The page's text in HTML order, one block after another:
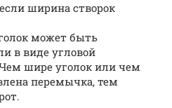
ширина створок
может быть
в виде угловой
шире уголок или чем
перемычка, тем